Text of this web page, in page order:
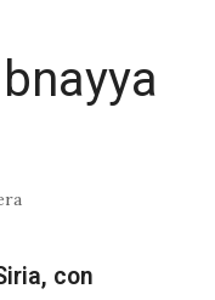
con